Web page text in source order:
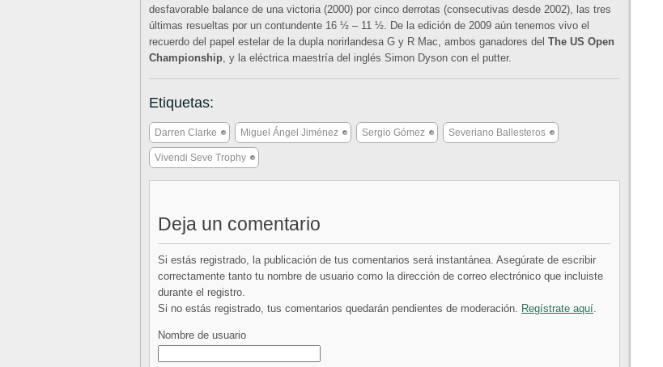
desfavorable balance de una victoria (2000) por cinco derrotas (consecutivas desde 2002), las tres
últimas resueltas por un contundente 16 ½ – 11 ½. De la edición de 2009 aún tenemos vivo el
recuerdo del papel estelar de la dupla norirlandesa G y R Mac, ambos ganadores del The US Open
Championship, y la eléctrica maestría del inglés Simon Dyson con el putter.
Etiquetas:
Darren Clarke Miguel Ángel Jiménez Sergio Gómez Severiano Ballesteros
Vivendi Seve Trophy
Deja un comentario
Si estás registrado, la publicación de tus comentarios será instantánea. Asegúrate de escribir
correctamente tanto tu nombre de usuario como la dirección de correo electrónico que incluiste
durante el registro.
Si no estás registrado, tus comentarios quedarán pendientes de moderación. Regístrate aquí.
Nombre de usuario